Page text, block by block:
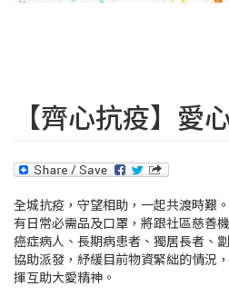
【齊心抗疫】愛
全城抗疫，守望相助，一起共渡時艱
有日常必需品及口罩，將跟社區慈善
癌症病人、長期病患者、獨居長者、
協助派發，紓緩目前物資緊絀的情況
揮互助大愛精神。